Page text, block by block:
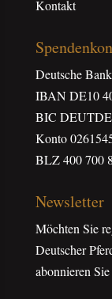
Kontakt
Deutsche
IBAN DE10
BIC
Konto
BLZ 400 700
Newsletter
Möchten Sie
Deutscher
abonnieren